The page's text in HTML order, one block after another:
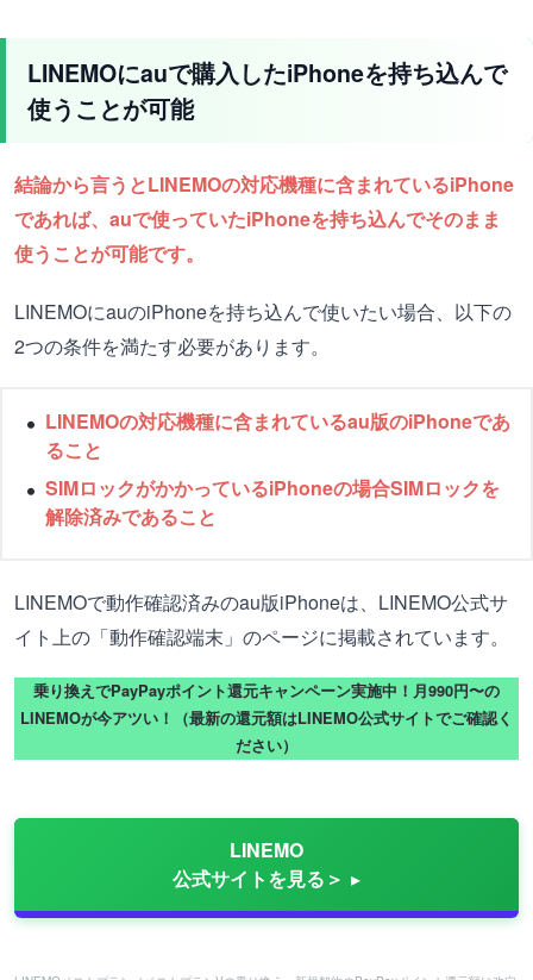
LINEMOにauで購入したiPhoneを持ち込んで
使うことが可能
結論から言うとLINEMOの対応機種に含まれているiPhone
であれば、auで使っていたiPhoneを持ち込んでそのまま
使うことが可能です。
LINEMOにauのiPhoneを持ち込んで使いたい場合、以下の
2つの条件を満たす必要があります。
LINEMOの対応機種に含まれているau版のiPhoneであ
ること
SIMロックがかかっているiPhoneの場合SIMロックを
解除済みであること
LINEMOで動作確認済みのau版iPhoneは、LINEMO公式サ
イト上の「動作確認端末」のページに掲載されています。
乗り換えでPayPayポイント還元キャンペーン実施中！月990円〜の
LINEMOが今アツい！（最新の還元額はLINEMO公式サイトでご確認く
ださい）
LINEMO
公式サイトを見る＞